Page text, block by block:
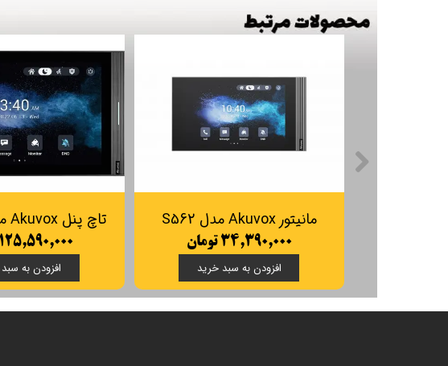
تاچ پنل هوشمند مدل S563W آکووکس | Akuvox S563W تاچ پنل هوشمند Akuvox مدل IT88A
افزودن به سبد خرید